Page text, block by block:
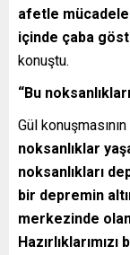
afetle
içinde çaba
konuştu.
“Bu
Gül
noksanlıklar
noksanlıkları
bir depremin
merkezinde